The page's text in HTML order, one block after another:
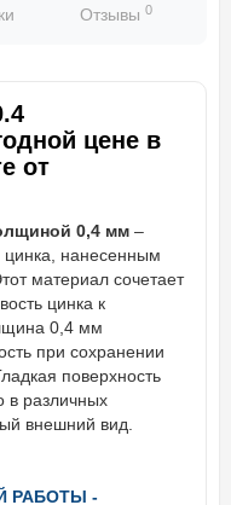
Отзывы 0
цене в
от
0,4 мм –
нанесенным
материал сочетает
цинка к
0,4 мм
при сохранении
поверхность
в различных
внешний вид.
РАБОТЫ -